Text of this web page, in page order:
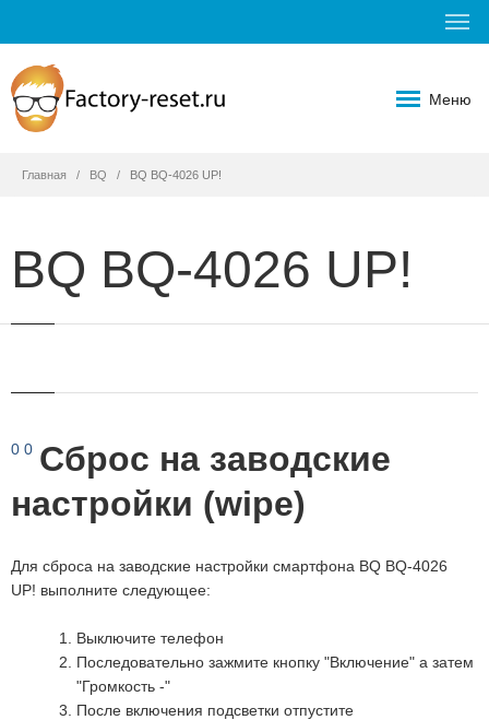
Меню
Главная BQ BQ BQ-4026 UP!
BQ BQ-4026 UP!
0 0 Сброс на заводские
настройки (wipe)
Для сброса на заводские настройки смартфона BQ BQ-4026
UP! выполните следующее:
Выключите телефон
Последовательно зажмите кнопку "Включение" а затем
"Громкость -"
После включения подсветки отпустите